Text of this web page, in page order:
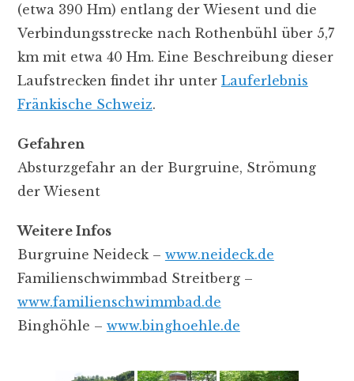
(etwa 390 Hm) entlang der Wiesent und die
Verbindungsstrecke nach Rothenbühl über 5,7
km mit etwa 40 Hm. Eine Beschreibung dieser
Laufstrecken findet ihr unter Lauferlebnis
Fränkische Schweiz.
Gefahren
Absturzgefahr an der Burgruine, Strömung
der Wiesent
Weitere Infos
Burgruine Neideck – www.neideck.de
Familienschwimmbad Streitberg –
www.familienschwimmbad.de
Binghöhle – www.binghoehle.de